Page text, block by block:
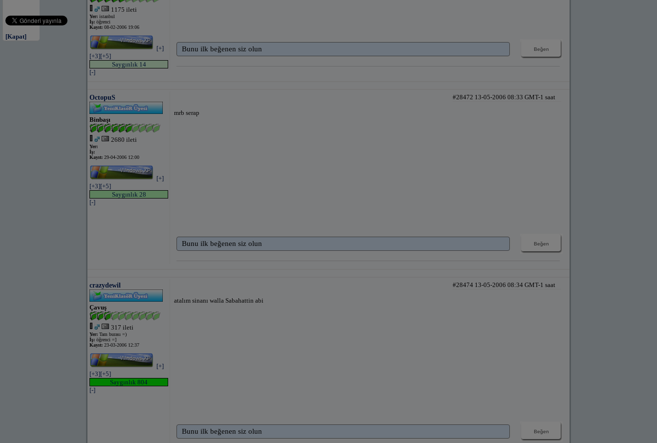
[Kapat]
1175 ileti
Yer: istanbul
İş: öğrenci
Kayıt: 08-02-2006 19:06
[+]
[+3][+5]
Saygınlık 14
[-]
Bunu ilk beğenen siz olun
OctopuS
Binbaşı
2680 ileti
Yer:
İş:
Kayıt: 29-04-2006 12:00
[+]
[+3][+5]
Saygınlık 28
[-]
#28472 13-05-2006 08:33 GMT-1 saat
mrb serap
Bunu ilk beğenen siz olun
crazydewil
Çavuş
317 ileti
Yer: Tam burası =)
İş: öğrenci =]
Kayıt: 23-03-2006 12:37
[+]
[+3][+5]
Saygınlık 804
[-]
#28474 13-05-2006 08:34 GMT-1 saat
atalım sinanı walla Sabahattin abi
Bunu ilk beğenen siz olun